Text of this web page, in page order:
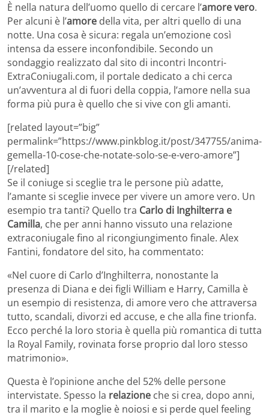
È nella natura dell’uomo quello di cercare l’amore vero.
Per alcuni è l’amore della vita, per altri quello di una
notte. Una cosa è sicura: regala un’emozione così
intensa da essere inconfondibile. Secondo un
sondaggio realizzato dal sito di incontri Incontri-
ExtraConiugali.com, il portale dedicato a chi cerca
un’avventura al di fuori della coppia, l’amore nella sua
forma più pura è quello che si vive con gli amanti.
[related layout=”big”
permalink=”https://www.pinkblog.it/post/347755/anima-
gemella-10-cose-che-notate-solo-se-e-vero-amore”]
[/related]
Se il coniuge si sceglie tra le persone più adatte,
l’amante si sceglie invece per vivere un amore vero. Un
esempio tra tanti? Quello tra Carlo di Inghilterra e
Camilla, che per anni hanno vissuto una relazione
extraconiugale fino al ricongiungimento finale. Alex
Fantini, fondatore del sito, ha commentato:
«Nel cuore di Carlo d’Inghilterra, nonostante la
presenza di Diana e dei figli William e Harry, Camilla è
un esempio di resistenza, di amore vero che attraversa
tutto, scandali, divorzi ed accuse, e che alla fine trionfa.
Ecco perché la loro storia è quella più romantica di tutta
la Royal Family, rovinata forse proprio dal loro stesso
matrimonio».
Questa è l’opinione anche del 52% delle persone
intervistate. Spesso la relazione che si crea, dopo anni,
tra il marito e la moglie è noiosi e si perde quel feeling